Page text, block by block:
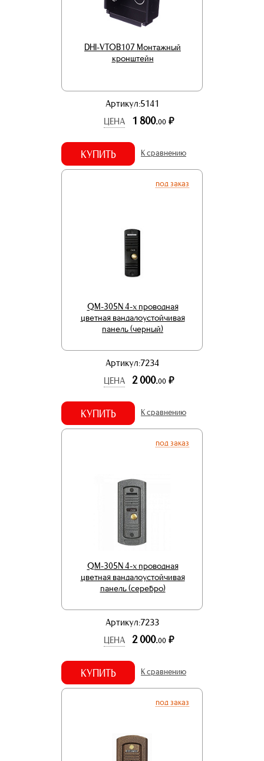
DHI-VTOB107 Монтажный
кронштейн
Артикул:5141
ЦЕНА
1 800.00 р.
КУПИТЬ К сравнению
под заказ
QM-305N 4-x проводная
цветная вандалоустойчивая
панель (черный)
Артикул:7234
ЦЕНА
2 000.00 р.
КУПИТЬ К сравнению
под заказ
QM-305N 4-x проводная
цветная вандалоустойчивая
панель (серебро)
Артикул:7233
ЦЕНА
2 000.00 р.
КУПИТЬ К сравнению
под заказ